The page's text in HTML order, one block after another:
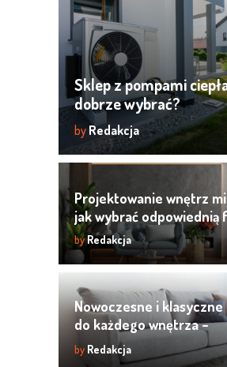
Sklep z pompami
dobrze wybrać?
by Redakcja
Projektowanie wnętrz
jak wybrać odpowiednią
byRedakcja
Nowoczesne i klasyczne
do każdego wnętrza –
praktyczne inspiracje
by Redakcja